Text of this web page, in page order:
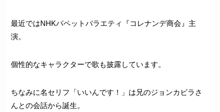
最近ではNHKパペットバラエティ『コレナンデ商会』主
演。
個性的なキャラクターで歌も披露しています。
ちなみに名セリフ「いいんです！」は兄のジョンカビラさ
んとの会話から誕生。